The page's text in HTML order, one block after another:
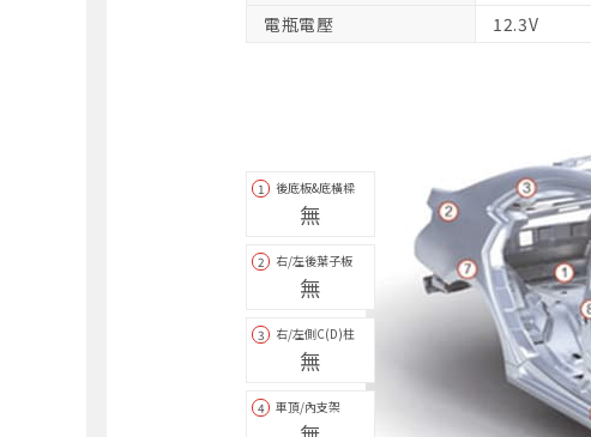
電瓶電壓
12.3V
1 後底板&底橫樑
無
2 右/左後葉子板
無
3 右/左側C(D)柱
無
4 車頂/內支架